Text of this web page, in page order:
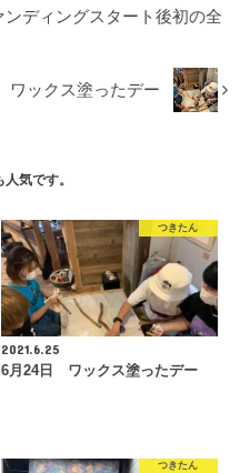
ディングスタート後初の全
ックス塗ったデー
気です。
つきたん
2021.6.25
6月24日 ワックス塗ったデー
つきたん